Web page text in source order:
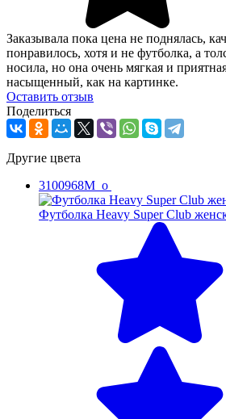
Заказывала пока цена не поднялась,
понравилось, хотя и не футболка, а
носила, но она очень мягкая и
насыщенный, как на картинке.
Оcтавить отзыв
Поделиться
Другие цвета
3100968M_o
Футболка Heavy Super Club